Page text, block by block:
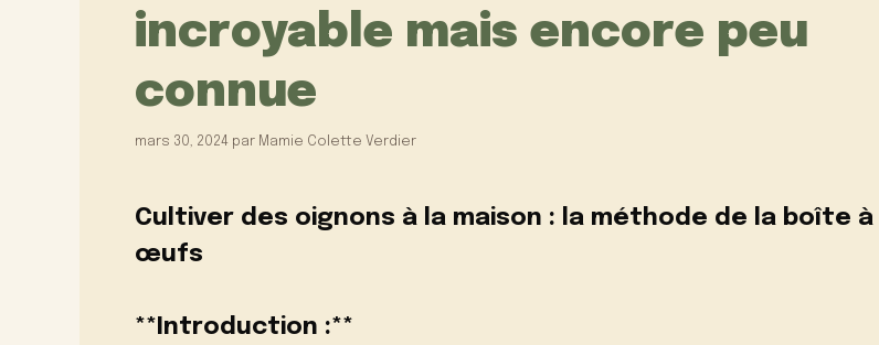
incroyable mais encore peu
connue
mars 30, 2024 par Mamie Colette Verdier
Cultiver des oignons à la maison : la méthode de la boîte à
œufs
**Introduction :**